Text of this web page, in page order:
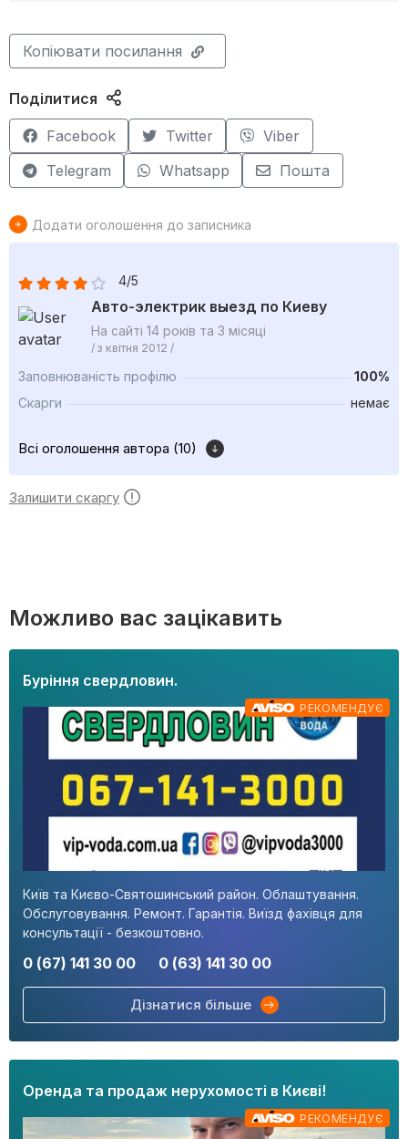
Копіювати посилання
Поділитися
Facebook Twitter
Viber
Telegram
Whatsapp Пошта
Додати оголошення до записника
4/5
Авто-электрик выезд по Киеву
На сайті 14 років та 3 місяці
/ з квітня 2012 /
Заповнюваність профілю
100%
Скарги
немає
Всі оголошення автора (10)
Залишити скаргу
Можливо вас зацікавить
Київ та Києво-Святошинський район. Облаштування.
Обслуговування. Ремонт. Гарантія. Виїзд фахівця для
консультації - безкоштовно.
0 (67) 141 30 00 0 (63) 141 30 00
Дізнатися більше
Буріння свердловин.
РЕКОМЕНДУЄ
Оренда та продаж нерухомості в Києві!
РЕКОМЕНДУЄ